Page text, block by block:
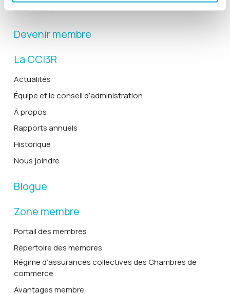
Solutions TI
Devenir membre
La CCI3R
Actualités
Équipe et le conseil d’administration
À propos
Rapports annuels
Historique
Nous joindre
Blogue
Zone membre
Portail des membres
Répertoire des membres
Régime d’assurances collectives des Chambres de
commerce
Avantages membre